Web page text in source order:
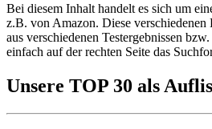
Bei diesem Inhalt handelt es sich um
z.B. von Amazon. Diese
aus verschiedenen Testergebnissen
einfach auf der rechten Seite das
Unsere TOP 30 als